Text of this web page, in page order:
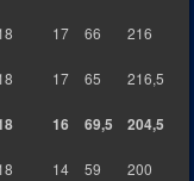
17 66 216
17 65 216,5
16 69,5 204,5
14 59 200